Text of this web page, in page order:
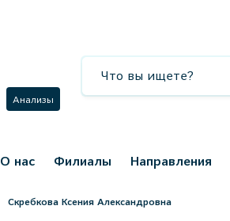
Анализы
О нас Филиалы Направления
Скребкова Ксения Александровна